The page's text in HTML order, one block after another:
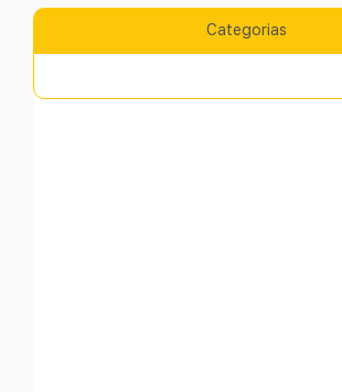
Categorias